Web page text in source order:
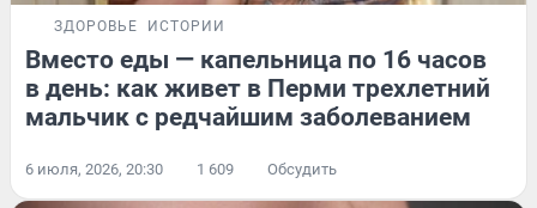
ЗДОРОВЬЕ ИСТОРИИ
Вместо еды — капельница по 16 часов
в день: как живет в Перми трехлетний
мальчик с редчайшим заболеванием
6 июля, 2026, 20:30 1 609 Обсудить